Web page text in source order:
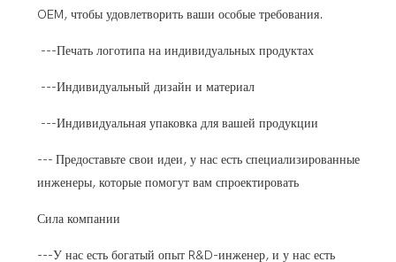
OEM, чтобы удовлетворить ваши особые требования.
---Печать логотипа на индивидуальных продуктах
---Индивидуальный дизайн и материал
---Индивидуальная упаковка для вашей продукции
--- Предоставьте свои идеи, у нас есть специализированные
инженеры, которые помогут вам спроектировать
Сила компании
---У нас есть богатый опыт R&D-инженер, и у нас есть